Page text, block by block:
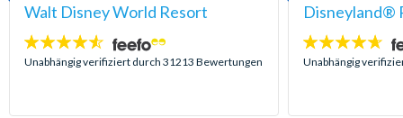
Walt Disney World Resort
4.5
Sterne:
Unabhängig verifiziert durch 31213 Bewertungen
Disneyland®
4.6
Sterne:
Unabhängig